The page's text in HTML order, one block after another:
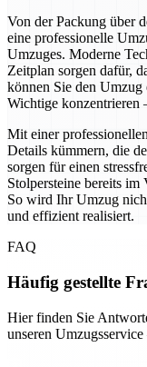
Von der Packung über
eine professionelle
Umzuges. Moderne
Zeitplan sorgen dafür,
können Sie den Umzug
Wichtige konzentrieren
Mit einer
Details kümmern, die
sorgen für einen
Stolpersteine bereits im
So wird Ihr Umzug
und effizient realisiert.
FAQ
Häufig gestellte
Hier finden Sie
unseren